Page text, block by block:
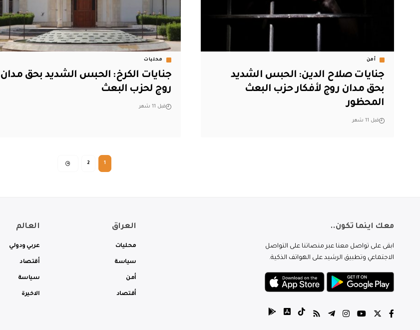
أمن
جنايات صلاح الدين: الحبس الشديد
بحق مدان روج لأفكار حزب البعث
المحظور
قبل 11 شهر
محليات
جنايات الكرخ: الحبس الشديد بحق مدان
روج لحزب البعث
قبل 11 شهر
1
2
معك اينما تكون..
ابقى على تواصل معنا عبر منصاتنا على التواصل
الاجتماعي وتطبيق الرشيد على الهواتف الذكية.
العراق
محليات
سياسة
أمن
أقتصاد
العالم
عربي ودولي
أقتصاد
سياسة
الاخيرة